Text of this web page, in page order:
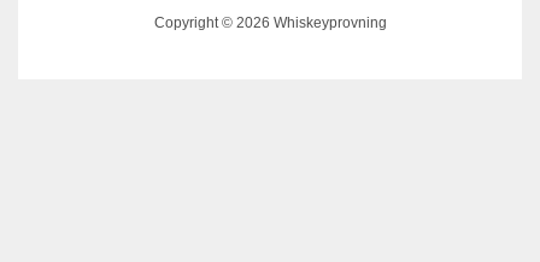
Copyright © 2026 Whiskeyprovning